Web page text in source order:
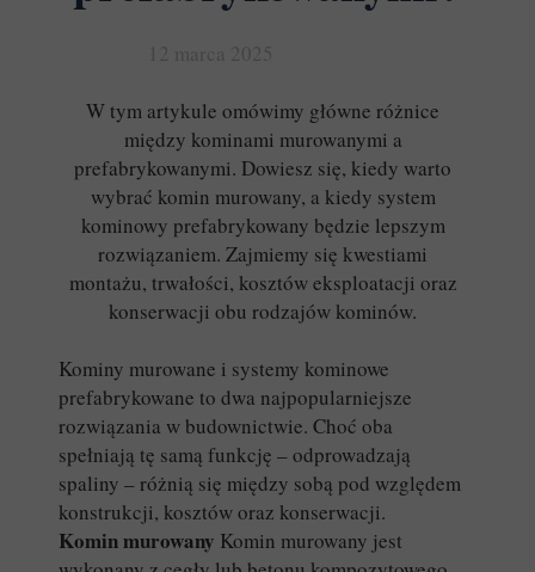
W tym artykule omówimy główne różnice
między kominami murowanymi a
prefabrykowanymi. Dowiesz się, kiedy warto
wybrać komin murowany, a kiedy system
kominowy prefabrykowany będzie lepszym
rozwiązaniem. Zajmiemy się kwestiami
montażu, trwałości, kosztów eksploatacji oraz
konserwacji obu rodzajów kominów.
Kominy murowane i systemy kominowe
prefabrykowane to dwa najpopularniejsze
rozwiązania w budownictwie. Choć oba
spełniają tę samą funkcję – odprowadzają
spaliny – różnią się między sobą pod względem
konstrukcji, kosztów oraz konserwacji.
Komin murowany Komin murowany jest